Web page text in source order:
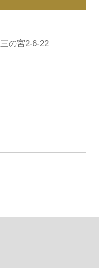
の宮2-6-22